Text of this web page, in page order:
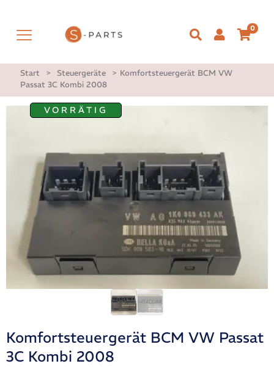
0
Start > Steuergeräte > Komfortsteuergerät BCM VW
Passat 3C Kombi 2008
VORRÄTIG
Komfortsteuergerät BCM VW Passat
3C Kombi 2008